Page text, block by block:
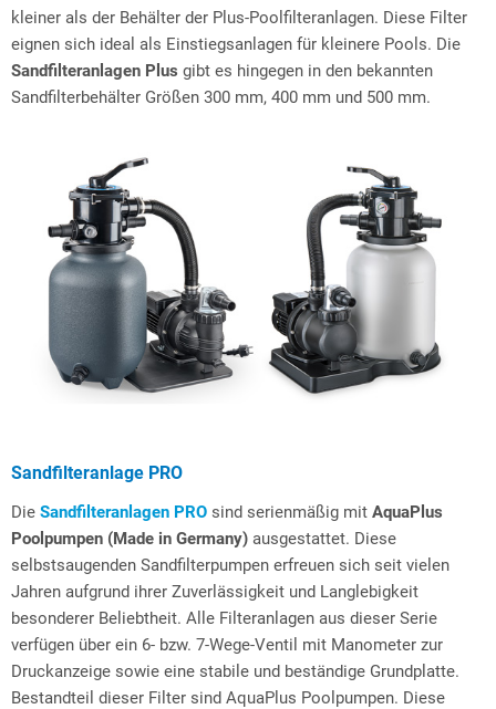
kleiner als der Behälter der Plus-Poolfilteranlagen. Diese Filter
eignen sich ideal als Einstiegsanlagen für kleinere Pools. Die
Sandfilteranlagen Plus gibt es hingegen in den bekannten
Sandfilterbehälter Größen 300 mm, 400 mm und 500 mm.
Sandfilteranlage PRO
Die Sandfilteranlagen PRO sind serienmäßig mit AquaPlus
Poolpumpen (Made in Germany) ausgestattet. Diese
selbstsaugenden Sandfilterpumpen erfreuen sich seit vielen
Jahren aufgrund ihrer Zuverlässigkeit und Langlebigkeit
besonderer Beliebtheit. Alle Filteranlagen aus dieser Serie
verfügen über ein 6- bzw. 7-Wege-Ventil mit Manometer zur
Druckanzeige sowie eine stabile und beständige Grundplatte.
Bestandteil dieser Filter sind AquaPlus Poolpumpen. Diese